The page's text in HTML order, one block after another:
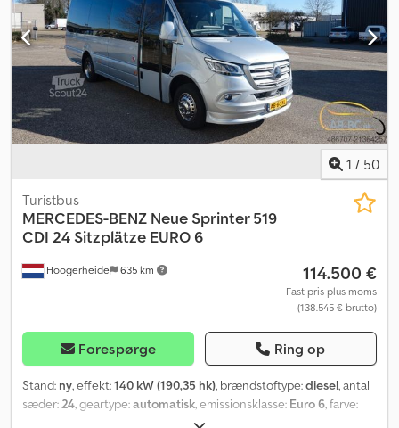
tekniske stand på stedet. Vi hjælper dig med eksport, herunder
originaldokumentation til godkendelse i de enkelte lande,
leverandørerklæring, udarbejdelse af eksportdokumenter og
toldmærker, hvis nødvendigt. -En inspektion og prøvekørsel er
muligt til enhver tid, også i weekenden, efter aftale pr. telefon!
Indbytte og transport af køretøjet kan arrangeres efter
forespørgsel. Besøg vores Facebook-side.
1 / 50
Hoogerheide 635 km
Turistbus
MERCEDES-BENZ Neue Sprinter 519
CDI 24 Sitzplätze EURO 6
114.500 €
Fast pris plus moms
(138.545 € brutto)
Forespørge Ring op
Stand: ny, effekt:140 kW (190,35 hk), brændstoftype:diesel, antal
sæder:24, geartype:automatisk, emissionsklasse: Euro 6, farve:
, Udstyr: